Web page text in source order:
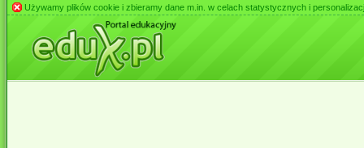
Używamy plików cookie i zbieramy dane m.in. w celach statystycznych i